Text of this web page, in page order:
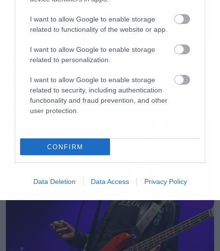
I want to allow Google to enable storage
related to functionality of the website or app.
I want to allow Google to enable storage
related to personalization.
I want to allow Google to enable storage
related to security, including authentication
functionality and fraud prevention, and other
user protection.
CONFIRM
Data Deletion Data Access Privacy Policy
Movies
The X-Files: I Want to Believe –
Επιστρέφει με director’s cut που
υπόσχεται περισσότερο τρόμο